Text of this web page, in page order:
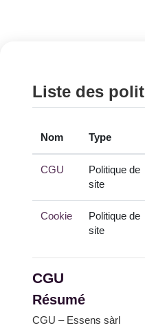
Liste des
Nom Type
CGU
Politique de
site
Cookie
Politique de
site
CGU
Résumé
CGU – Essens sàrl